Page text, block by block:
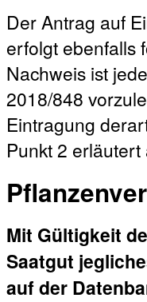
Der Antrag auf
erfolgt ebenfalls
Nachweis ist
2018/848
Eintragung
Punkt 2
Mit Gültigkeit
Saatgut
auf der